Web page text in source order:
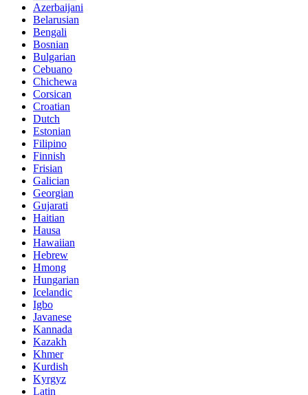
Azerbaijani
Belarusian
Bengali
Bosnian
Bulgarian
Cebuano
Chichewa
Corsican
Croatian
Dutch
Estonian
Filipino
Finnish
Frisian
Galician
Georgian
Gujarati
Haitian
Hausa
Hawaiian
Hebrew
Hmong
Hungarian
Icelandic
Igbo
Javanese
Kannada
Kazakh
Khmer
Kurdish
Kyrgyz
Latin